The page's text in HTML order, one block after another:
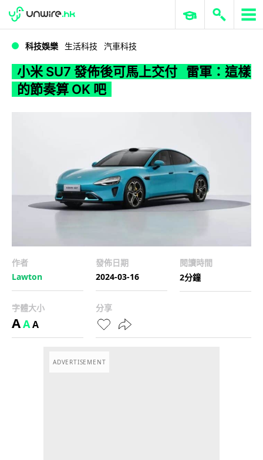
WWDC 2026 ERP 與商業 AI
科技娛樂 生活科技 汽車科技
小米 SU7 發佈後可馬上交付 雷軍：這樣
的節奏算 OK 吧
作者
Lawton
發佈日期
2024-03-16
閱讀時間
2分鐘
字體大小
AAA
分享
ADVERTISEMENT